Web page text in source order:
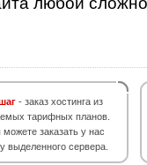
- заказ хостинга из
тарифных планов.
заказать у нас
выделенного сервера.